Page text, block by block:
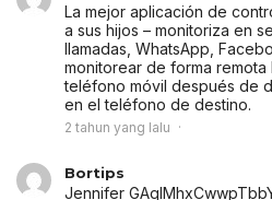
La mejor aplicación de
a sus hijos – monitoriza en
llamadas, WhatsApp,
monitorear de forma
teléfono móvil después de
en el teléfono de destino.
2 tahun yang lalu
Bortips
Jennifer